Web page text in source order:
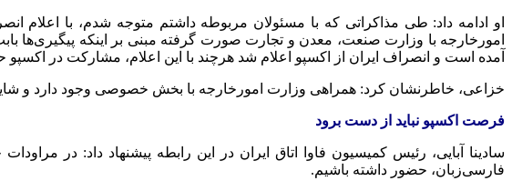
او ادامه داد: طی مذاکراتی که با مسئولان مربوطه داشتم متوجه شدم، با
امورخارجه با وزارت صنعت، معدن و تجارت صورت گرفته مبنی بر اینکه
آمده است و انصراف ایران از اکسپو اعلام شد هرچند با این اعلام، مشارکت در
خزاعی، خاطرنشان کرد: همراهی وزارت امورخارجه با بخش خصوصی وجود دارد و
فرصت اکسپو نباید از دست برود
سادینا آبایی، رئیس کمیسیون فاوا
اتاق ایران در این رابطه پیشنهاد داد: در
فارسی‌زبان، حضور داشته باشیم.